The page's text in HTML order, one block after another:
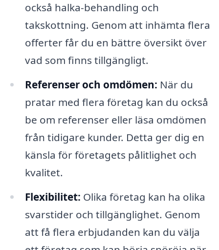
också halka-behandling och
takskottning. Genom att inhämta flera
offerter får du en bättre översikt över
vad som finns tillgängligt.
Referenser och omdömen: När du
pratar med flera företag kan du också
be om referenser eller läsa omdömen
från tidigare kunder. Detta ger dig en
känsla för företagets pålitlighet och
kvalitet.
Flexibilitet: Olika företag kan ha olika
svarstider och tillgänglighet. Genom
att få flera erbjudanden kan du välja